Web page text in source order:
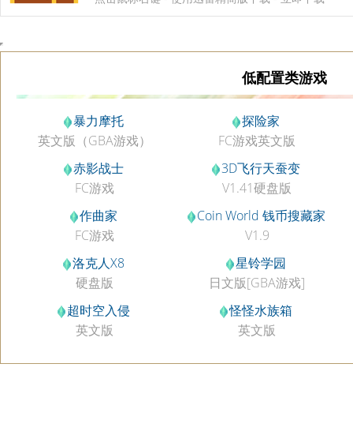
低配置类游戏
暴力摩托
英文版（GBA游戏）
探险家
FC游戏英文版
赤影战士
FC游戏
3D飞行天蚕变
V1.41硬盘版
作曲家
FC游戏
Coin World 钱币搜藏家
V1.9
洛克人X8
硬盘版
星铃学园
日文版[GBA游戏]
超时空入侵
英文版
怪怪水族箱
英文版